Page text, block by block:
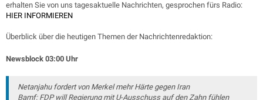
erhalten Sie von uns tagesaktuelle Nachrichten, gesprochen fürs Radio:
HIER INFORMIEREN
Überblick über die heutigen Themen der Nachrichtenredaktion:
Newsblock 03:00 Uhr
Netanjahu fordert von Merkel mehr Härte gegen Iran
Bamf: FDP will Regierung mit U-Ausschuss auf den Zahn fühlen